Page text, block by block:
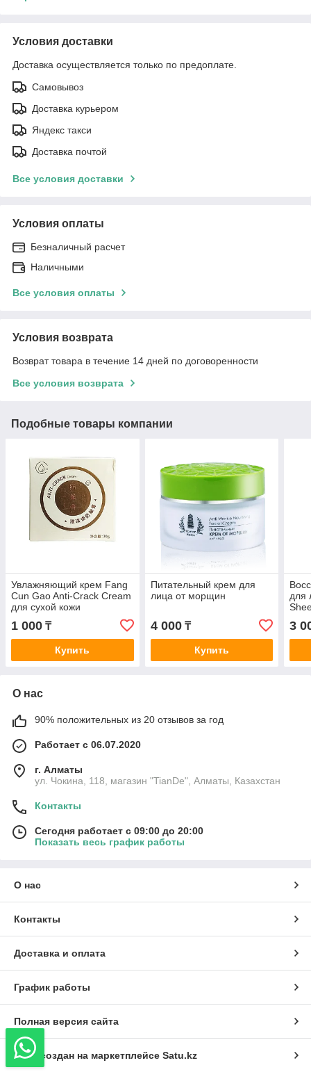
Условия доставки
Доставка осуществляется только по предоплате.
Самовывоз
Доставка курьером
Яндекс такси
Доставка почтой
Все условия доставки
Условия оплаты
Безналичный расчет
Наличными
Все условия оплаты
Условия возврата
Возврат товара в течение 14 дней по договоренности
Все условия возврата
Подобные товары компании
Увлажняющий крем Fang
Cun Gao Anti-Crack Cream
для сухой кожи
1 000 ₸
Купить
Питательный крем для
лица от морщин
4 000₸
Купить
для
3
О нас
90% положительных из 20 отзывов за год
Работает с 06.07.2020
г. Алматы
ул. Чокина, 118, магазин "TianDe", Алматы, Казахстан
Контакты
Сегодня работает с 09:00 до 20:00
Показать весь график работы
О нас
Контакты
Доставка и оплата
График работы
Полная версия сайта
Сайт создан на маркетплейсе Satu.kz